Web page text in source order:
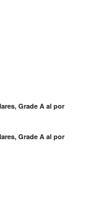
Grade A al por
Grade A al por